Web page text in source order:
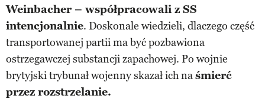
Weinbacher – współpracowali z SS
intencjonalnie. Doskonale wiedzieli, dlaczego część
transportowanej partii ma być pozbawiona
ostrzegawczej substancji zapachowej. Po wojnie
brytyjski trybunał wojenny skazał ich naśmierć
przez rozstrzelanie.